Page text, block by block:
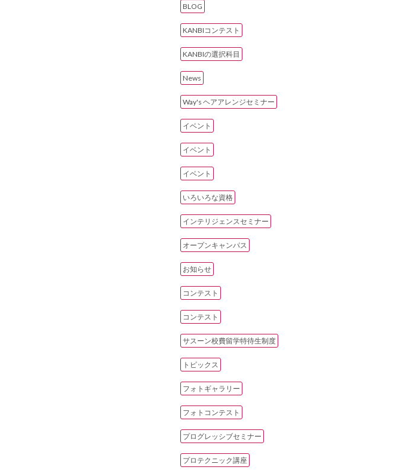
BLOG
KANBIコンテスト
KANBIの選択科目
News
Way's ヘアアレンジセミナー
イベント
イベント
イベント
いろいろな資格
インテリジェンスセミナー
オープンキャンパス
お知らせ
コンテスト
コンテスト
サスーン校費留学特待生制度
トピックス
フォトギャラリー
フォトコンテスト
プログレッシブセミナー
プロテクニック講座